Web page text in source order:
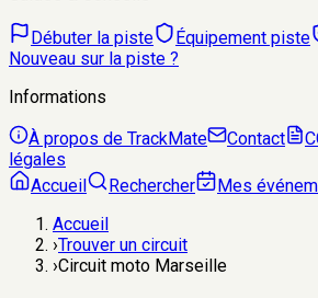
Débuter la piste Équipement piste
Nouveau sur la piste ?
Informations
À propos de TrackMate
Contact
légales
Accueil
Rechercher Mes
Accueil
›Trouver un circuit
›Circuit moto Marseille